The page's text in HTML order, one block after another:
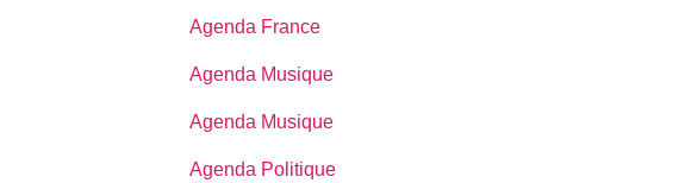
Agenda France
Agenda Musique
Agenda Musique
Agenda Politique